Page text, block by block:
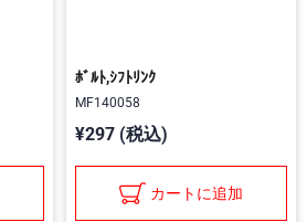
ﾎﾞﾙﾄ,ｼﾌﾄﾘﾝｸ
MF140058
¥297 (税込)
カートに追加